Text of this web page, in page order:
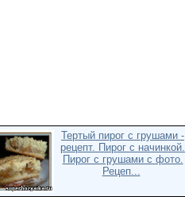
Тертый пирог с грушами -
рецепт. Пирог с начинкой.
Пирог с грушами с фото.
Рецеп...